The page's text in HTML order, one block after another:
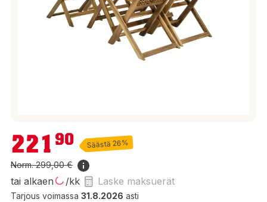
221 90 Säästä 26%
Norm.299,00 €
tai alkaen /kk Laske maksuerät
Tarjous voimassa 31.8.2026 asti